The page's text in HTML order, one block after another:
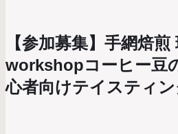
【参加募集】手網焙
workshopコーヒー豆
心者向けテイスティ